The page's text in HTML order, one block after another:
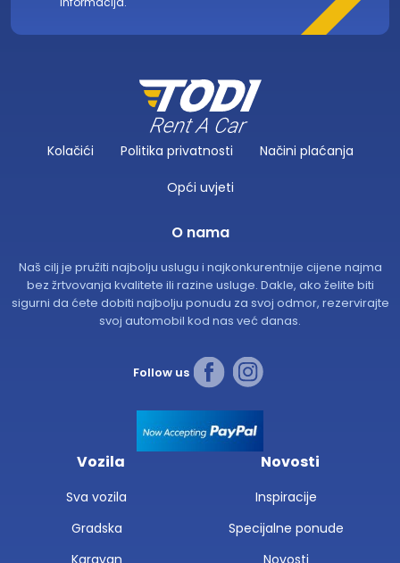
Kolačići Politika privatnosti Načini plaćanja
Opći uvjeti
O nama
Naš cilj je pružiti najbolju uslugu i najkonkurentnije cijene najma
bez žrtvovanja kvalitete ili razine usluge. Dakle, ako želite biti
sigurni da ćete dobiti najbolju ponudu za svoj odmor, rezervirajte
svoj automobil kod nas već danas.
Follow us
Vozila
Sva vozila
Gradska
Karavan
Novosti
Inspiracije
Specijalne ponude
Novosti